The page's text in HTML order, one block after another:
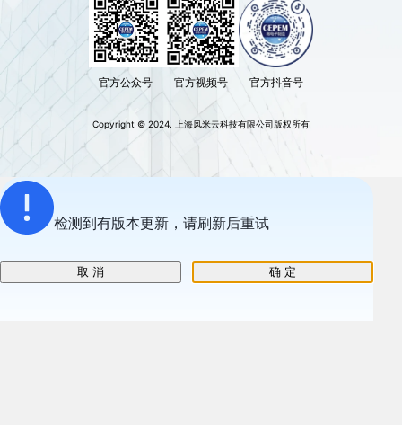
官方公众号 官方视频号 官方抖音号
Copyright © 2024. 上海风米云科技有限公司版权所有
检测到有版本更新，请刷新后重试
取 消 确 定